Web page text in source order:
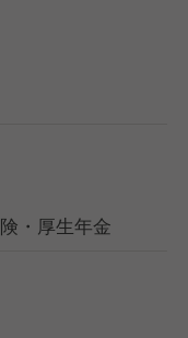
・厚生年金